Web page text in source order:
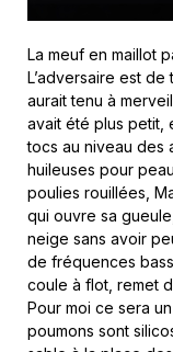
La meuf en maillot
L’adversaire est
aurait tenu à
avait été plus petit,
tocs au niveau des
huileuses pour
poulies rouillées,
qui ouvre sa
neige sans avoir
de fréquences
coule à flot, remet
Pour moi ce sera
poumons sont